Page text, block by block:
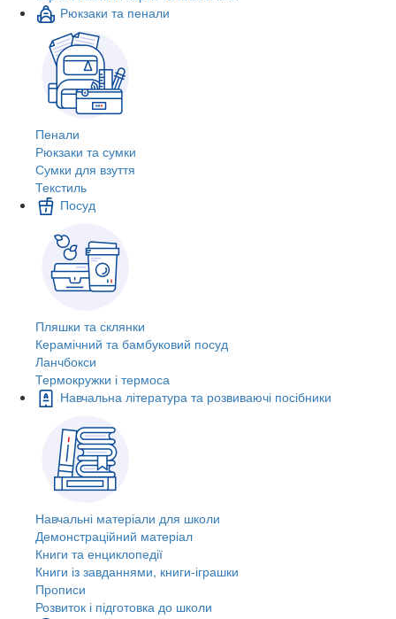
Рюкзаки та пенали
Пенали
Рюкзаки та сумки
Сумки для взуття
Текстиль
Посуд
Пляшки та склянки
Керамічний та бамбуковий посуд
Ланчбокси
Термокружки і термоса
Навчальна література та розвиваючі посібники
Навчальні матеріали для школи
Демонстраційний матеріал
Книги та енциклопедії
Книги із завданнями, книги-іграшки
Прописи
Розвиток і підготовка до школи